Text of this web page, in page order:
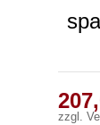
zzgl.